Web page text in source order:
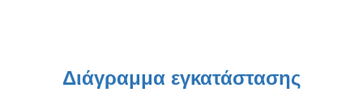
Διάγραμμα εγκατάστασης